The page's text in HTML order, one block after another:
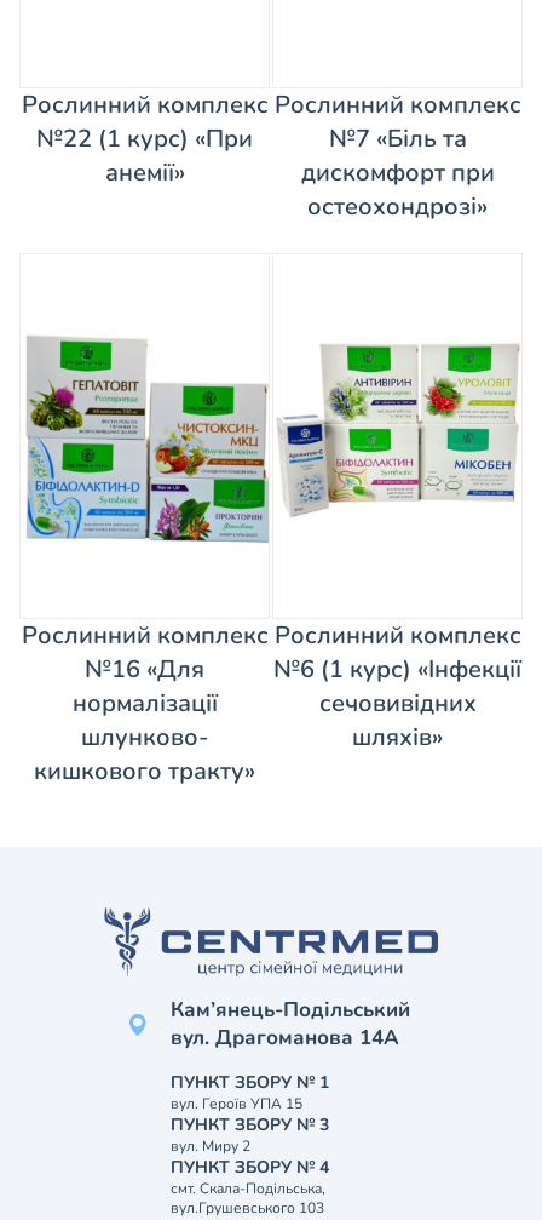
Рослинний комплекс
№22 (1 курс) «При
анемії»
Рослинний комплекс
№7 «Біль та
дискомфорт при
остеохондрозі»
Рослинний комплекс
№16 «Для
нормалізації
шлунково-
кишкового тракту»
Рослинний комплекс
№6 (1 курс) «Інфекції
сечовивідних
шляхів»
Кам’янець-Подільський
вул. Драгоманова 14А
ПУНКТ ЗБОРУ № 1
вул. Героїв УПА 15
ПУНКТ ЗБОРУ № 3
вул. Миру 2
ПУНКТ ЗБОРУ № 4
смт. Скала-Подільська,
вул.Грушевського 103